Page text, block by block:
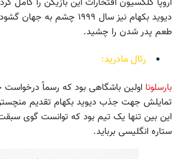
دیوید بکهام نیز سال ۱۹۹۹
طعم پدر شدن را چشید.
رئال مادرید:
بارسلونا اولین باشگاهی بود که رسماً درخواست
تمایلش جهت جذب دیوید بکهام تقدیم منچستر
این بین تنها یک تیم بود که توانست گوی
ستاره انگلیسی برباید.